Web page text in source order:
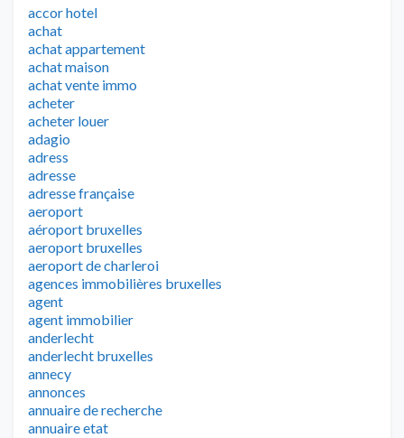
accor hotel
achat
achat appartement
achat maison
achat vente immo
acheter
acheter louer
adagio
adress
adresse
adresse française
aeroport
aéroport bruxelles
aeroport bruxelles
aeroport de charleroi
agences immobilières bruxelles
agent
agent immobilier
anderlecht
anderlecht bruxelles
annecy
annonces
annuaire de recherche
annuaire etat